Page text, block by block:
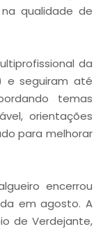
qualidade de
da
e seguiram até
temas
orientações
para melhorar
encerrou
em agosto. A
de Verdejante,